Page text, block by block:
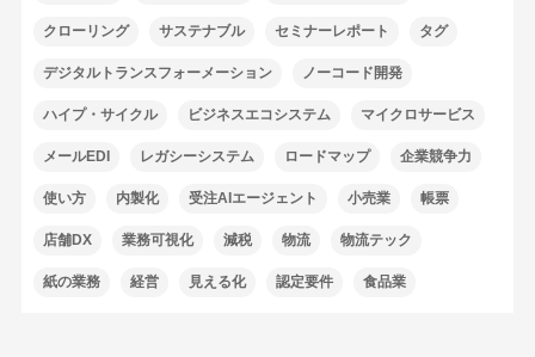
クローリング サステナブル セミナーレポート タグ
デジタルトランスフォーメーション ノーコード開発
ハイプ・サイクル ビジネスエコシステム マイクロサービス
メールEDI レガシーシステム ロードマップ 企業競争力
使い方 内製化 受注AIエージェント 小売業 帳票
店舗DX 業務可視化 減税 物流 物流テック
紙の業務 経営 見える化 認定要件 食品業